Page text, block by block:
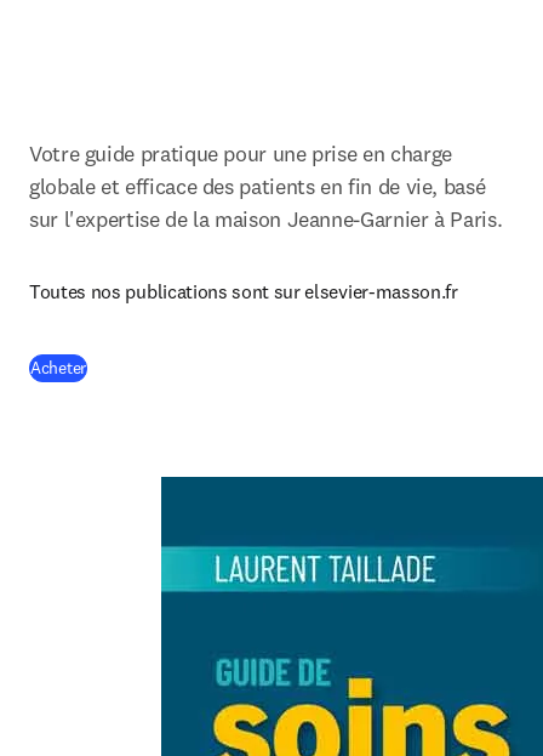
Votre guide pratique pour une prise en charge
globale et efficace des patients en fin de vie, basé
sur l'expertise de la maison Jeanne-Garnier à Paris.
Toutes nos publications sont sur elsevier-masson.fr
Acheter(